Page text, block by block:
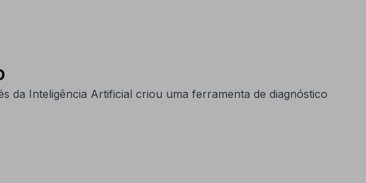
da Inteligência Artificial criou uma ferramenta de diagnóstico